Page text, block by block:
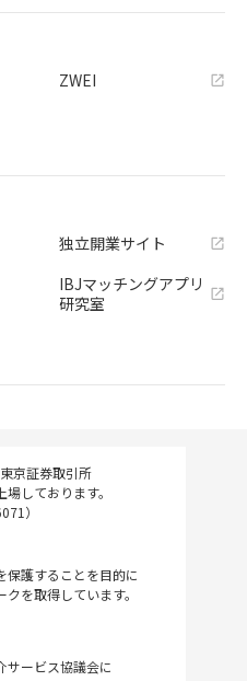
ZWEI
独立開業サイト
IBJマッチングアプリ
研究室
京証券取引所
しております。
）
保護することを目的に
を取得しています。
サービス協議会に